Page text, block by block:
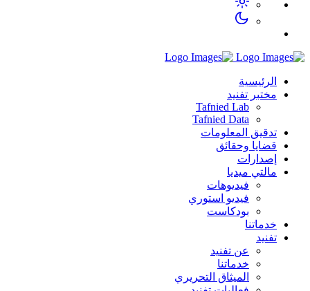
الرئيسية
مختبر تفنيد
Tafnied Lab
Tafnied Data
تدقيق المعلومات
قضايا وحقائق
إصدارات
مالتي ميديا
فيديوهات
فيديو استوري
بودكاست
خدماتنا
تفنيد
عن تفنيد
خدماتنا
الميثاق التحريري